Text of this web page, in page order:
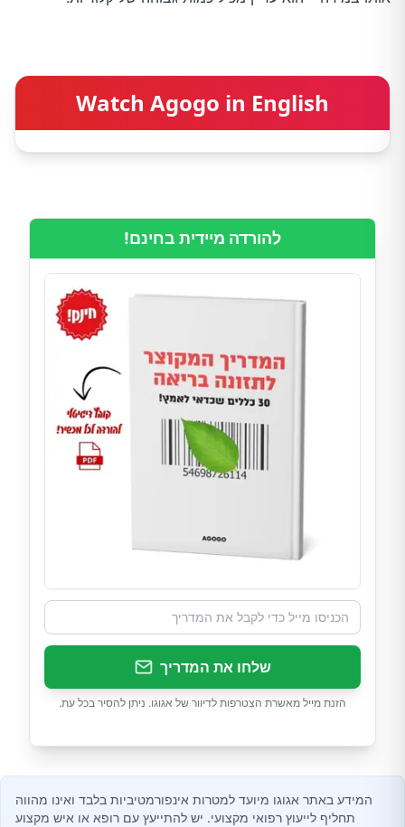
Watch Agogo in English
להורדה מיידית בחינם!
שלחו את המדריך
הזנת מייל מאשרת הצטרפות לדיוור של אגוגו. ניתן להסיר בכל עת.
המידע באתר אגוגו מיועד למטרות אינפורמטיביות בלבד ואינו מהווה
תחליף לייעוץ רפואי מקצועי. יש להתייעץ עם רופא או איש מקצוע